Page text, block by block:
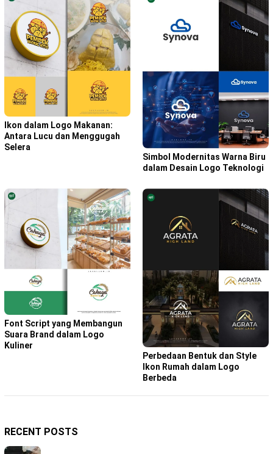
Ikon dalam Logo Makanan:
Antara Lucu dan Menggugah
Selera
Simbol Modernitas Warna Biru
dalam Desain Logo Teknologi
Font Script yang Membangun
Suara Brand dalam Logo
Kuliner
Perbedaan Bentuk dan Style
Ikon Rumah dalam Logo
Berbeda
RECENT POSTS